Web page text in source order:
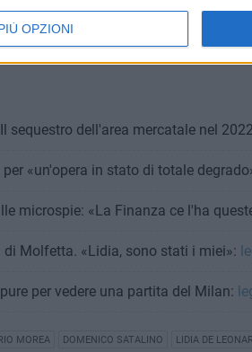
OPZIONI
«come il favorito
sequestro dell'area mercatale nel
«un'opera in stato di totale
microspie: «La Finanza ce l'ha
Molfetta. «Lidia, sono stati i miei»:
per vedere una partita del Milan:
MOREA DOMENICO SATALINO LIDIA DE